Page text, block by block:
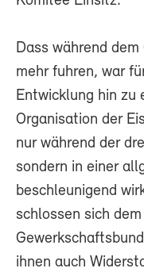
Dass während
mehr fuhren, war
Entwicklung hin zu
Organisation der
nur während der
sondern in einer
beschleunigend
schlossen sich
ihnen auch